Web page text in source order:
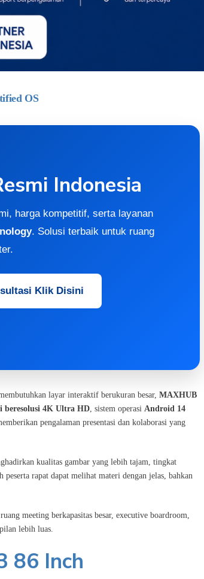
OS
Indonesia
harga kompetitif, serta layanan
. Solusi terbaik untuk ruang
Klik Disini
layar interaktif berukuran besar, MAXHUB
beresolusi 4K Ultra HD , sistem operasi Android 14
pengalaman presentasi dan kolaborasi yang
kualitas gambar yang lebih tajam, tingkat
rapat dapat melihat materi dengan jelas, bahkan
meeting berkapasitas besar, executive boardroom,
lebih luas.
86 Inch